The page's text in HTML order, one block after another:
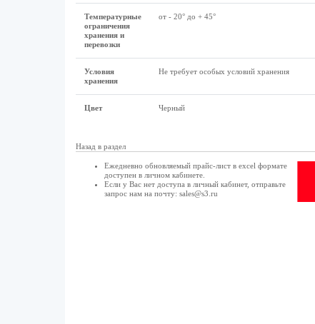
Температурные
ограничения
хранения и
перевозки
от - 20° до + 45°
Условия
хранения
Не требует особых условий хранения
Цвет Черный
Назад в раздел
Ежедневно обновляемый прайс-лист в excel формате
доступен в личном кабинете.
Если у Вас нет доступа в личный кабинет, отправьте
запрос нам на почту: sales@s3.ru